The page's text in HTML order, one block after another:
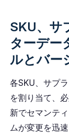
SKU、サ
ターデー
ルとバー
各SKU、サプ
を割り当て、
新でセマンテ
ムが変更を迅